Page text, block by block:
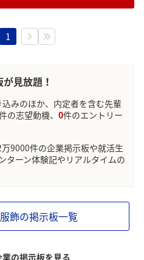
1
見放題！
みのほか、内定者を含む先輩
の志望動機、 0件のエントリー
9000件の企業掲示板や就活生
ターン体験記やリアルタイムの
飾の掲示板一覧
の掲示板を見る